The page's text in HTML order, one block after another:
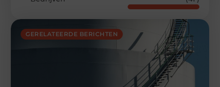
GERELATEERDE BERICHTEN